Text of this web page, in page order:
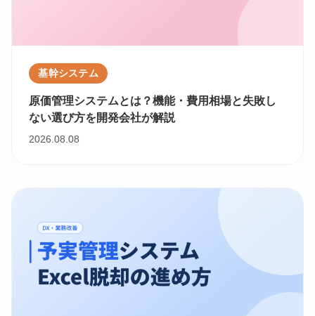
基幹システム
原価管理システムとは？機能・費用相場と失敗し
ない選び方を開発会社が解説
2026.08.08